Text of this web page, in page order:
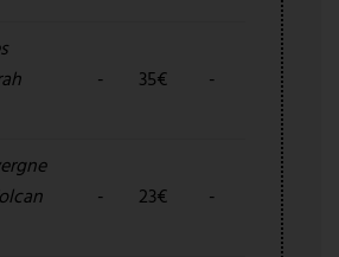
- 35€ -
- 23€ -